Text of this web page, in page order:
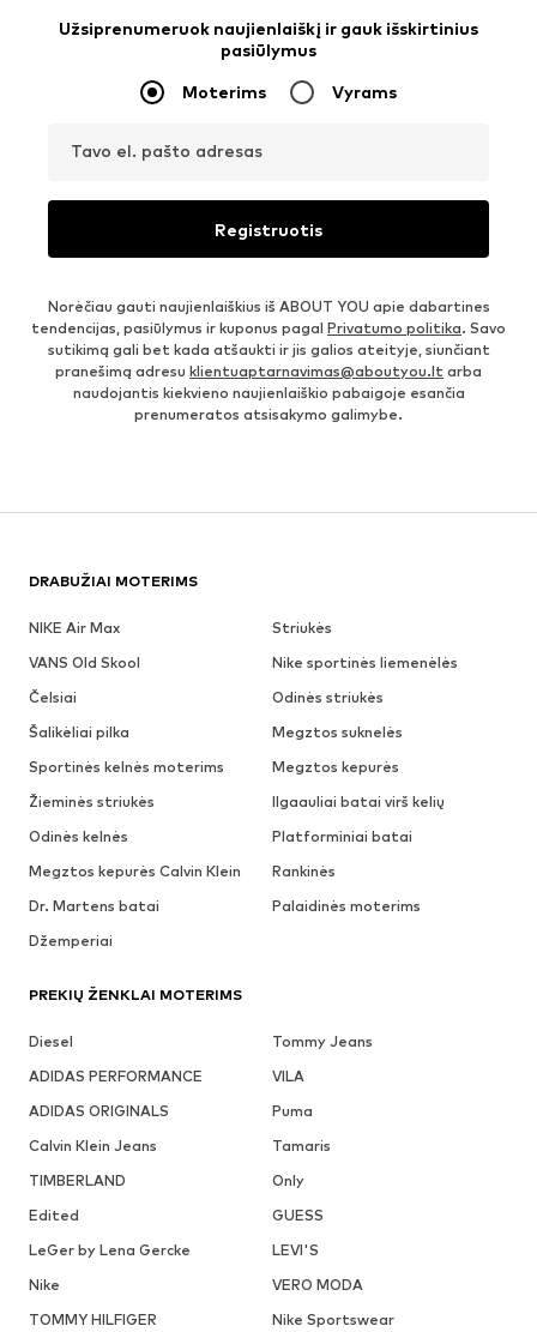
Užsiprenumeruok naujienlaiškį ir gauk išskirtinius
pasiūlymus
Moterims Vyrams
Tavo el. pašto adresas
Registruotis
Norėčiau gauti naujienlaiškius iš ABOUT YOU apie dabartines
tendencijas, pasiūlymus ir kuponus pagal Privatumo politika. Savo
sutikimą gali bet kada atšaukti ir jis galios ateityje, siunčiant
pranešimą adresu klientuaptarnavimas@aboutyou.lt arba
naudojantis kiekvieno naujienlaiškio pabaigoje esančia
prenumeratos atsisakymo galimybe.
DRABUŽIAI MOTERIMS
NIKE Air Max
Striukės
VANS Old Skool
Nike sportinės liemenėlės
Čelsiai
Odinės striukės
Šalikėliai pilka
Megztos suknelės
Sportinės kelnės moterims
Megztos kepurės
Žieminės striukės
Ilgaauliai batai virš kelių
Odinės kelnės
Platforminiai batai
Megztos kepurės Calvin Klein
Rankinės
Dr. Martens batai
Palaidinės moterims
Džemperiai
PREKIŲ ŽENKLAI MOTERIMS
Diesel
Tommy Jeans
ADIDAS PERFORMANCE
VILA
ADIDAS ORIGINALS
Puma
Calvin Klein Jeans
Tamaris
TIMBERLAND
Only
Edited
GUESS
LeGer by Lena Gercke
LEVI'S
Nike
VERO MODA
TOMMY HILFIGER
Nike Sportswear